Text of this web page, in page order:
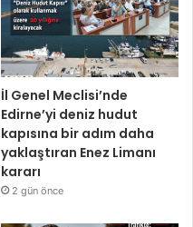
İl Genel Meclisi’nde
Edirne’yi deniz hudut
kapısına bir adım daha
yaklaştıran Enez Limanı
kararı
2 gün önce